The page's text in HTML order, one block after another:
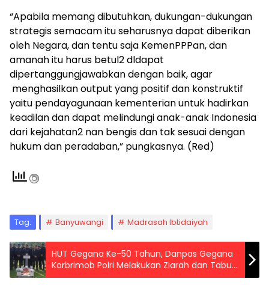
“Apabila memang dibutuhkan, dukungan-dukungan
strategis semacam itu seharusnya dapat diberikan
oleh Negara, dan tentu saja KemenPPPan, dan
amanah itu harus betul2 dldapat
dipertanggungjawabkan dengan baik, agar
menghasilkan output yang positif dan konstruktif
yaitu pendayagunaan kementerian untuk hadirkan
keadilan dan dapat melindungi anak-anak Indonesia
dari kejahatan2 nan bengis dan tak sesuai dengan
hukum dan peradaban,” pungkasnya. (Red)
Tag: Banyuwangi Madrasah Ibtidaiyah
HUT Gegana Ke-50 Tahun, Danpas Gegana
Korbrimob Polri Melakukan Ziarah dan Tabur
Bunga